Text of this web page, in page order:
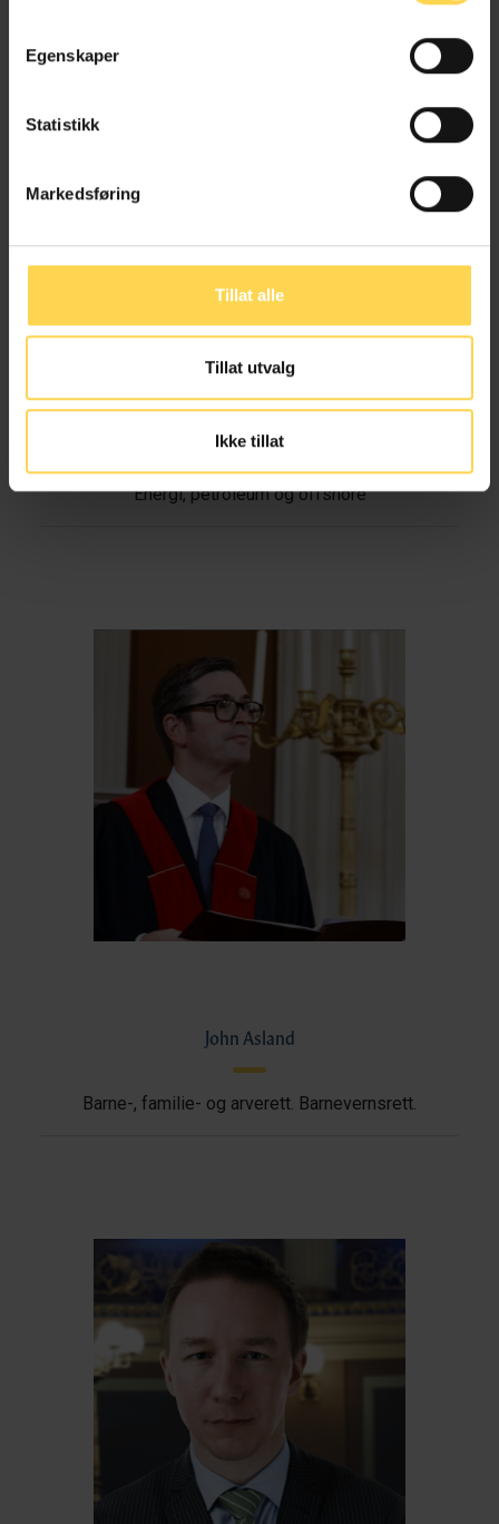
Egenskaper
Statistikk
Markedsføring
Tillat alle
Tillat utvalg
Ikke tillat
Energi, petroleum og offshore
John Asland
Barne-, familie- og arverett. Barnevernsrett.